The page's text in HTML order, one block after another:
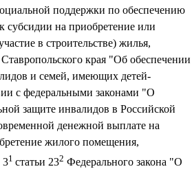
поддержки по обеспечению
субсидии на приобретение или
в строительстве) жилья,
края "Об обеспечении
и семей, имеющих детей-
с федеральными законами "О
защите инвалидов в Российской
денежной выплате на
жилого помещения,
31 статьи 232 Федерального закона "О